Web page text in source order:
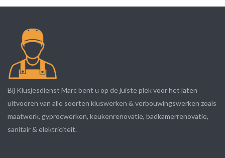
Bij Klusjesdienst Marc bent u op de juiste plek voor het laten
uitvoeren van alle soorten kluswerken & verbouwingswerken zoals
maatwerk, gyprocwerken, keukenrenovatie, badkamerrenovatie,
sanitair & elektriciteit.